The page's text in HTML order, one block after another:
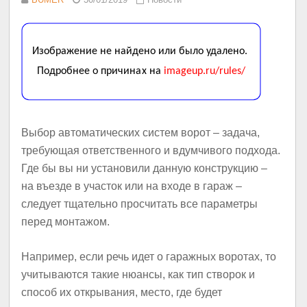
Выбор автоматических систем ворот – задача,
требующая ответственного и вдумчивого подхода.
Где бы вы ни установили данную конструкцию –
на въезде в участок или на входе в гараж –
следует тщательно просчитать все параметры
перед монтажом.
Например, если речь идет о гаражных воротах, то
учитываются такие нюансы, как тип створок и
способ их открывания, место, где будет